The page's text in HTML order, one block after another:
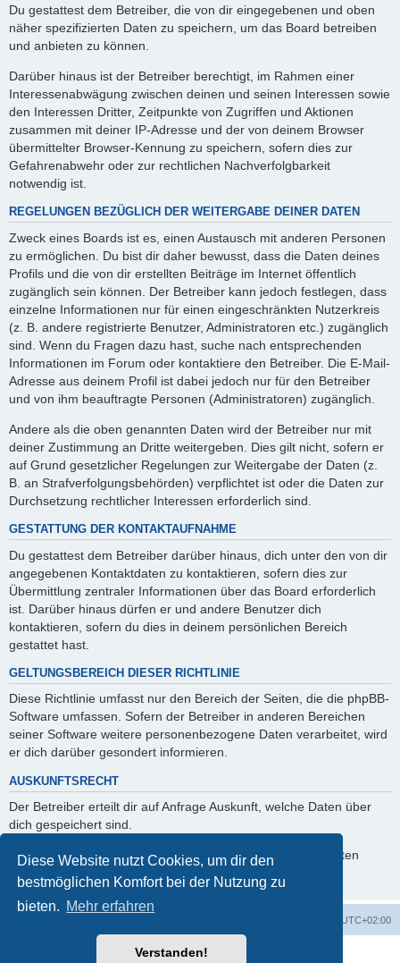
Diese Website nutzt Cookies, um dir den
bestmöglichen Komfort bei der Nutzung zu
bieten. Mehr erfahren
Verstanden!
Du gestattest dem Betreiber, die von dir eingegebenen und oben
näher spezifizierten Daten zu speichern, um das Board betreiben
und anbieten zu können.
Darüber hinaus ist der Betreiber berechtigt, im Rahmen einer
Interessenabwägung zwischen deinen und seinen Interessen sowie
den Interessen Dritter, Zeitpunkte von Zugriffen und Aktionen
zusammen mit deiner IP-Adresse und der von deinem Browser
übermittelter Browser-Kennung zu speichern, sofern dies zur
Gefahrenabwehr oder zur rechtlichen Nachverfolgbarkeit
notwendig ist.
REGELUNGEN BEZÜGLICH DER WEITERGABE DEINER DATEN
Zweck eines Boards ist es, einen Austausch mit anderen Personen
zu ermöglichen. Du bist dir daher bewusst, dass die Daten deines
Profils und die von dir erstellten Beiträge im Internet öffentlich
zugänglich sein können. Der Betreiber kann jedoch festlegen, dass
einzelne Informationen nur für einen eingeschränkten Nutzerkreis
(z. B. andere registrierte Benutzer, Administratoren etc.) zugänglich
sind. Wenn du Fragen dazu hast, suche nach entsprechenden
Informationen im Forum oder kontaktiere den Betreiber. Die E-Mail-
Adresse aus deinem Profil ist dabei jedoch nur für den Betreiber
und von ihm beauftragte Personen (Administratoren) zugänglich.
Andere als die oben genannten Daten wird der Betreiber nur mit
deiner Zustimmung an Dritte weitergeben. Dies gilt nicht, sofern er
auf Grund gesetzlicher Regelungen zur Weitergabe der Daten (z.
B. an Strafverfolgungsbehörden) verpflichtet ist oder die Daten zur
Durchsetzung rechtlicher Interessen erforderlich sind.
GESTATTUNG DER KONTAKTAUFNAHME
Du gestattest dem Betreiber darüber hinaus, dich unter den von dir
angegebenen Kontaktdaten zu kontaktieren, sofern dies zur
Übermittlung zentraler Informationen über das Board erforderlich
ist. Darüber hinaus dürfen er und andere Benutzer dich
kontaktieren, sofern du dies in deinem persönlichen Bereich
gestattet hast.
GELTUNGSBEREICH DIESER RICHTLINIE
Diese Richtlinie umfasst nur den Bereich der Seiten, die die phpBB-
Software umfassen. Sofern der Betreiber in anderen Bereichen
seiner Software weitere personenbezogene Daten verarbeitet, wird
er dich darüber gesondert informieren.
AUSKUNFTSRECHT
Der Betreiber erteilt dir auf Anfrage Auskunft, welche Daten über
dich gespeichert sind.
Du kannst jederzeit die Löschung bzw. Sperrung deiner Daten
verlangen. Kontaktiere hierzu bitte den Betreiber.
UTC+02:00
Powered byphpBB® Forum Software © phpBB Limited